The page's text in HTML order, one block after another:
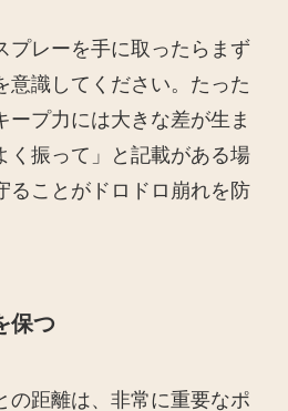
プレーを手に取ったらまず
意識してください。たった
ープ力には大きな差が生ま
く振って」と記載がある場
ることがドロドロ崩れを防
保つ
の距離は、非常に重要なポ